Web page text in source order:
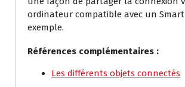
ordinateur compatible avec un
exemple.
Références complémentaires :
Les différents objets connectés